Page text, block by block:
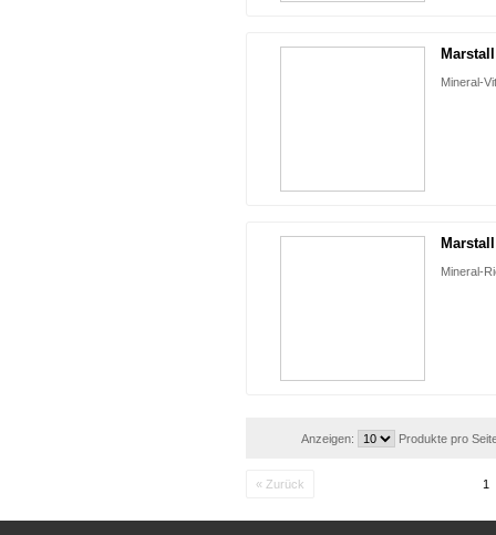
Mineral-
Mineral-
Anzeigen: Produkte pro
« Zurück 1